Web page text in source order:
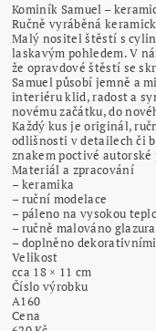
Kominík Samuel –
Ručně vyráběná
Malý nositel štěstí s
laskavým pohledem. V
že opravdové štěstí se
Samuel působí jemně a
interiéru klid, radost a
novému začátku, do
Každý kus je originál,
odlišnosti v detailech či
znakem poctivé autorské
Materiál a zpracování
– keramika
– ruční modelace
– páleno na vysokou
– ručně malováno
– doplněno
Velikost
cca 18 × 11 cm
Číslo výrobku
A160
Cena